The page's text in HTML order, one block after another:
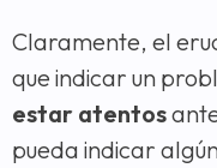
Claramente, el
que indicar un
estar atentos
pueda indicar